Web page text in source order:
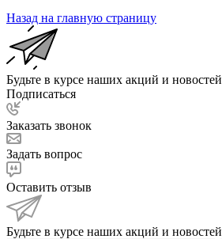
Назад на главную страницу
Будьте в курсе наших акций и новостей
Подписаться
Заказать звонок
Задать вопрос
Оставить отзыв
Будьте в курсе наших акций и новостей